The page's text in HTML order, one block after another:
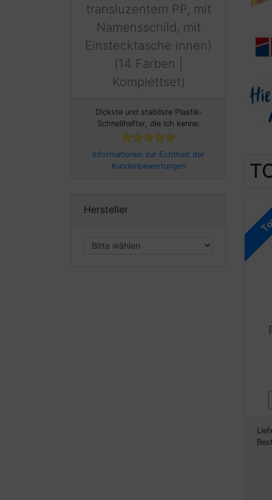
transluzentem PP, mit
Namensschild, mit
Einstecktasche innen)
(14 Farben |
Komplettset)
Dickste und stabilste Plastik-
Schnellhefter, die ich kenne.
Informationen zur Echtheit der
Kundenbewertungen
Hersteller